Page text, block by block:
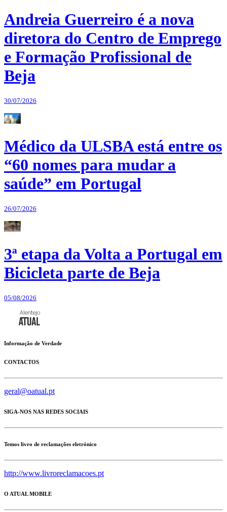
Andreia Guerreiro é a nova
diretora do Centro de Emprego
e Formação Profissional de
Beja
30/07/2026
Médico da ULSBA está entre os
“60 nomes para mudar a
saúde” em Portugal
26/07/2026
3ª etapa da Volta a Portugal em
Bicicleta parte de Beja
05/08/2026
Informação de Verdade
CONTACTOS
geral@oatual.pt
SIGA-NOS NAS REDES SOCIAIS
Temos livro de reclamações eletrónico
http://www.livroreclamacoes.pt
O ATUAL MOBILE